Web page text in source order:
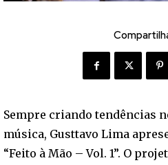
Sempre criando tendências
música, Gusttavo Lima
“Feito à Mão – Vol. 1”. O